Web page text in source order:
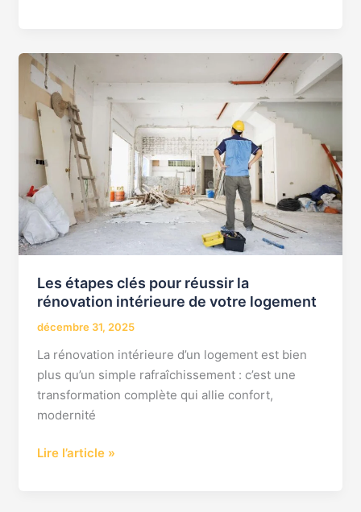
Les étapes clés pour réussir la
rénovation intérieure de votre logement
décembre 31, 2025
La rénovation intérieure d’un logement est bien
plus qu’un simple rafraîchissement : c’est une
transformation complète qui allie confort,
modernité
Les
étapes
clés
pour
réussir
la
rénovation
intérieure
de
votre
Lire l’article »